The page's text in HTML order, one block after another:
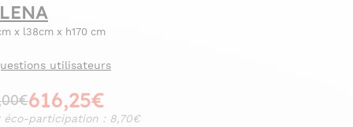
x l38cm x h170 cm
utilisateurs
616,25€
éco-participation : 8,70€